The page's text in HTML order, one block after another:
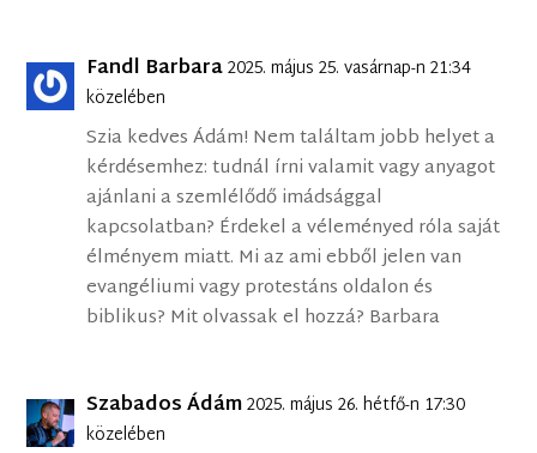
Fandl Barbara2025. május 25. vasárnap-n 21:34
közelében
Szia kedves Ádám! Nem találtam jobb helyet a
kérdésemhez: tudnál írni valamit vagy anyagot
ajánlani a szemlélődő imádsággal
kapcsolatban? Érdekel a véleményed róla saját
élményem miatt. Mi az ami ebből jelen van
evangéliumi vagy protestáns oldalon és
biblikus? Mit olvassak el hozzá? Barbara
Szabados Ádám2025. május 26. hétfő-n 17:30
közelében